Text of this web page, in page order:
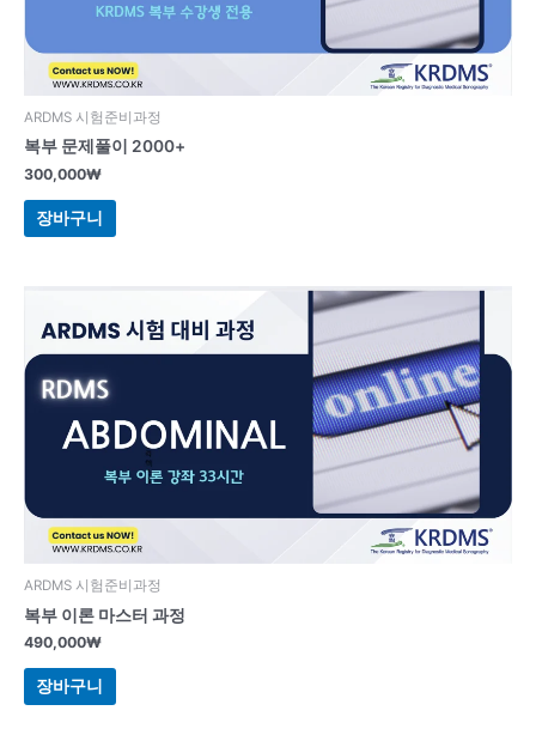
ARDMS 시험준비과정
복부 문제풀이 2000+
300,000₩
장바구니
ARDMS 시험준비과정
복부 이론 마스터 과정
490,000₩
장바구니